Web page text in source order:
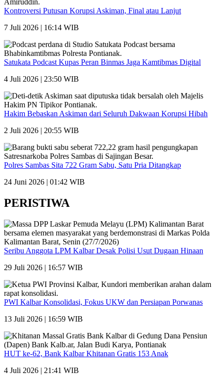
Kontroversi Putusan Korupsi Askiman, Final atau Lanjut
7 Juli 2026 | 16:14 WIB
Satukata Podcast Kupas Peran Binmas Jaga Kamtibmas Digital
4 Juli 2026 | 23:50 WIB
Hakim Bebaskan Askiman dari Seluruh Dakwaan Korupsi Hibah
2 Juli 2026 | 20:55 WIB
Polres Sambas Sita 722 Gram Sabu, Satu Pria Ditangkap
24 Juni 2026 | 01:42 WIB
PERISTIWA
Seribu Anggota LPM Kalbar Desak Polisi Usut Dugaan Hinaan
29 Juli 2026 | 16:57 WIB
PWI Kalbar Konsolidasi, Fokus UKW dan Persiapan Porwanas
13 Juli 2026 | 16:59 WIB
HUT ke-62, Bank Kalbar Khitanan Gratis 153 Anak
4 Juli 2026 | 21:41 WIB